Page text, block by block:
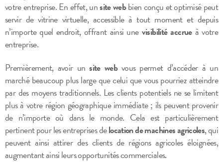
votre entreprise. En effet, unsite webbien conçu et optimisé peut
servir de vitrine virtuelle, accessible à tout moment et depuis
n’importe quel endroit, offrant ainsi une visibilité accrueà votre
entreprise.
Premièrement, avoir unsite webvous permet d’accéder à un
marché beaucoup plus large que celui que vous pourriez atteindre
par des moyens traditionnels. Les clients potentiels ne se limitent
plus à votre région géographique immédiate ; ils peuvent provenir
de n’importe où dans le monde. Cela est particulièrement
pertinent pour les entreprises delocation de machines agricoles, qui
peuvent ainsi attirer des clients de régions agricoles éloignées,
augmentant ainsi leurs opportunités commerciales.